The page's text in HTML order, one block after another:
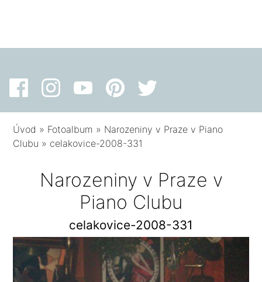
Úvod » Fotoalbum » Narozeniny v Praze v Piano
Clubu » celakovice-2008-331
Narozeniny v Praze v
Piano Clubu
celakovice-2008-331